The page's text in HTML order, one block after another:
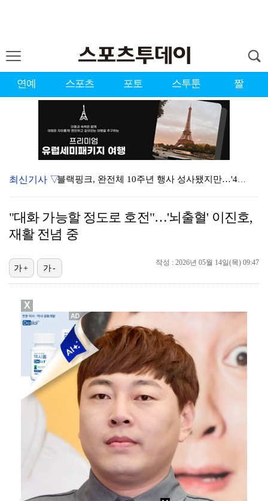
연예 스포츠 포토 스투툰 짤
블랙핑크, 완전체 10주년 행사 성사됐지만…'40명만 …
축구협회 심판 성정대 의혹 日까지 퍼졌다…"스포츠 공평…
[ST포토] 김시현, 홀컵에 붙인다
[ST포토] 노승희, 파세이브
[ST포토] 홀아웃 하는 박현경
표창원, 남규리에 15년만 공개 사과…"내가 틀렸다"
최신기사 ▽
"대화 가능할 정도로 호전"…'뇌출혈' 이진호,
재활 전념 중
작성 : 2026년 05월 14일(목) 09:47
가+ 가-
X